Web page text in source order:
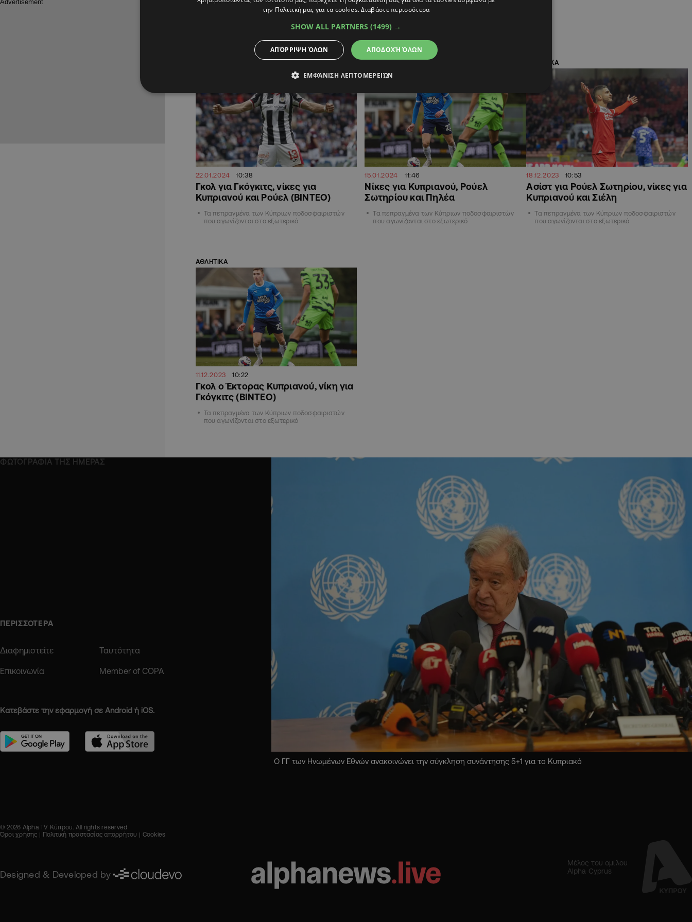
Τα πεπραγμένα των Κύπριων ποδοσφαιριστών
Τα πεπραγμένα των Κύπριων ποδοσφαιριστών
22.01.2024 10:38
Γκολ για Γκόγκιτς, νίκες για
Κυπριανού και Ρούελ (ΒΙΝΤΕΟ)
Τα πεπραγμένα των Κύπριων ποδοσφαιριστών
που αγωνίζονται στο εξωτερικό
15.01.2024 11:46
Νίκες για Κυπριανού, Ρούελ
Σωτηρίου και Πηλέα
Τα πεπραγμένα των Κύπριων ποδοσφαιριστών
που αγωνίζονται στο εξωτερικό
ΑΘΛΗΤΙΚΑ
18.12.2023 10:53
Ασίστ για Ρούελ Σωτηρίου, νίκες για
Κυπριανού και Σιέλη
Τα πεπραγμένα των Κύπριων ποδοσφαιριστών
που αγωνίζονται στο εξωτερικό
ΑΘΛΗΤΙΚΑ
11.12.2023 10:22
Γκολ ο Έκτορας Κυπριανού, νίκη για
Γκόγκιτς (ΒΙΝΤΕΟ)
Τα πεπραγμένα των Κύπριων ποδοσφαιριστών
που αγωνίζονται στο εξωτερικό
ΦΩΤΟΓΡΑΦΙΑ ΤΗΣ ΗΜΕΡΑΣ
ΠΕΡΙΣΣΟΤΕΡΑ
Διαφημιστείτε Ταυτότητα
Επικοινωνία Member of COPA
Κατεβάστε την εφαρμογή σε Android ή iOS.
Ο ΓΓ των Ηνωμένων Εθνών ανακοινώνει την σύγκληση συνάντησης 5+1 για το Κυπριακό
© 2026 Alpha TV Κύπρου. All rights reserved
Όροι χρήσης
Πολιτική προστασίας απορρήτου Cookies
Designed & Developed by
Μέλος του ομίλου
Alpha Cyprus
την Πολιτική μας για τα cookies.Διαβάστε περισσότερα
SHOW ALL PARTNERS (1499) →
ΑΠΟΔΟΧΉ ΌΛΩΝ
ΑΠΌΡΡΙΨΗ ΌΛΩΝ
ΕΜΦΆΝΙΣΗ ΛΕΠΤΟΜΕΡΕΙΏΝ